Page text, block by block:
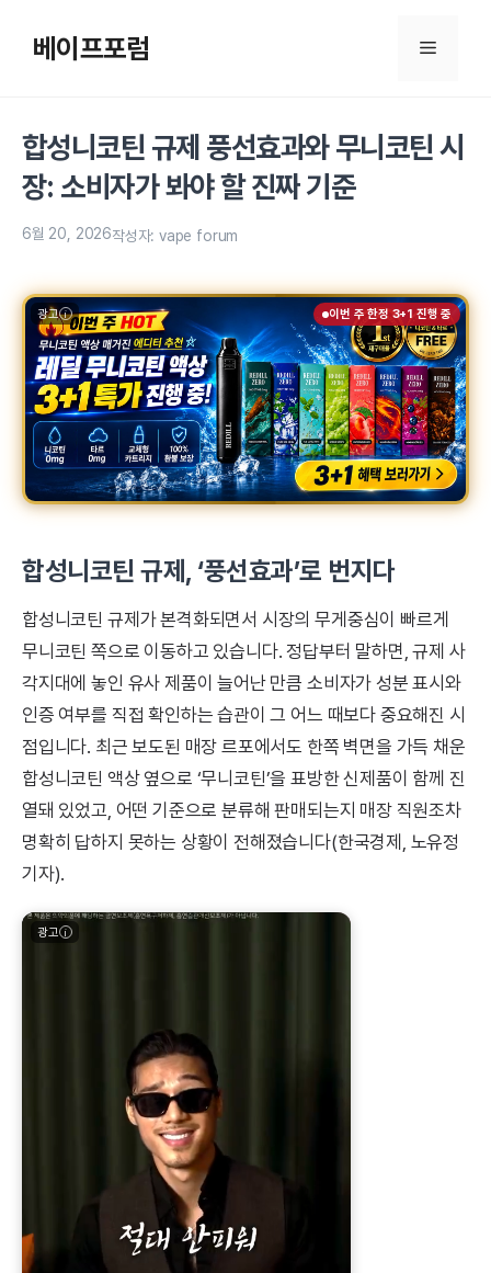
베이프포럼 메
합성니코틴 규제 풍선효과와 무니코틴 시
장: 소비자가 봐야 할 진짜 기준
6월 20, 2026작성자:vape forum
광고 이번 주 한정 3+1 진행 중
합성니코틴 규제, ‘풍선효과’로 번지다
합성니코틴 규제가 본격화되면서 시장의 무게중심이 빠르게
무니코틴 쪽으로 이동하고 있습니다. 정답부터 말하면, 규제 사
각지대에 놓인 유사 제품이 늘어난 만큼 소비자가 성분 표시와
인증 여부를 직접 확인하는 습관이 그 어느 때보다 중요해진 시
점입니다. 최근 보도된 매장 르포에서도 한쪽 벽면을 가득 채운
합성니코틴 액상 옆으로 ‘무니코틴’을 표방한 신제품이 함께 진
열돼 있었고, 어떤 기준으로 분류해 판매되는지 매장 직원조차
명확히 답하지 못하는 상황이 전해졌습니다(한국경제, 노유정
기자).
광고